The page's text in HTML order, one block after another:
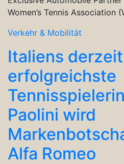
Women’s Tennis Association
Verkehr & Mobilität
Italiens derzeit
erfolgreichste
Paolini wird
Alfa Romeo